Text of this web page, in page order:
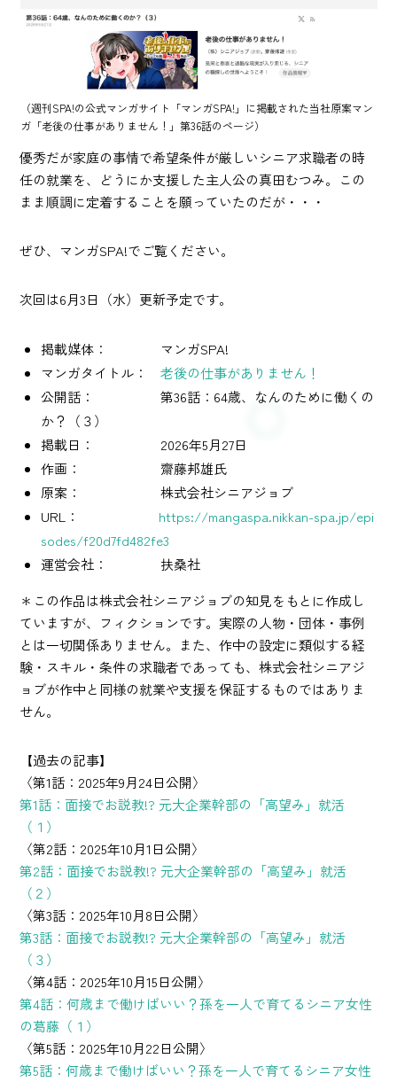
（週刊SPA!の公式マンガサイト「マンガSPA!」に掲載された当社原案マン
ガ「老後の仕事がありません！」第36話のページ）
優秀だが家庭の事情で希望条件が厳しいシニア求職者の時
任の就業を、どうにか支援した主人公の真田むつみ。この
まま順調に定着することを願っていたのだが・・・
ぜひ、マンガSPA!でご覧ください。
次回は6月3日（水）更新予定です。
掲載媒体： マンガSPA!
マンガタイトル：老後の仕事がありません！
公開話： 第36話：64歳、なんのために働くの
か？（３）
掲載日： 2026年5月27日
作画： 齋藤邦雄氏
原案： 株式会社シニアジョブ
URL： https://mangaspa.nikkan-spa.jp/epi
sodes/f20d7fd482fe3
運営会社： 扶桑社
＊この作品は株式会社シニアジョブの知見をもとに作成し
ていますが、フィクションです。実際の人物・団体・事例
とは一切関係ありません。また、作中の設定に類似する経
験・スキル・条件の求職者であっても、株式会社シニアジ
ョブが作中と同様の就業や支援を保証するものではありま
せん。
【過去の記事】
〈第1話：2025年9月24日公開〉
第1話：面接でお説教!? 元大企業幹部の「高望み」就活
（１）
〈第2話：2025年10月1日公開〉
第2話：面接でお説教!? 元大企業幹部の「高望み」就活
（２）
〈第3話：2025年10月8日公開〉
第3話：面接でお説教!? 元大企業幹部の「高望み」就活
（３）
〈第4話：2025年10月15日公開〉
第4話：何歳まで働けばいい？孫を一人で育てるシニア女性
の葛藤（１）
〈第5話：2025年10月22日公開〉
第5話：何歳まで働けばいい？孫を一人で育てるシニア女性